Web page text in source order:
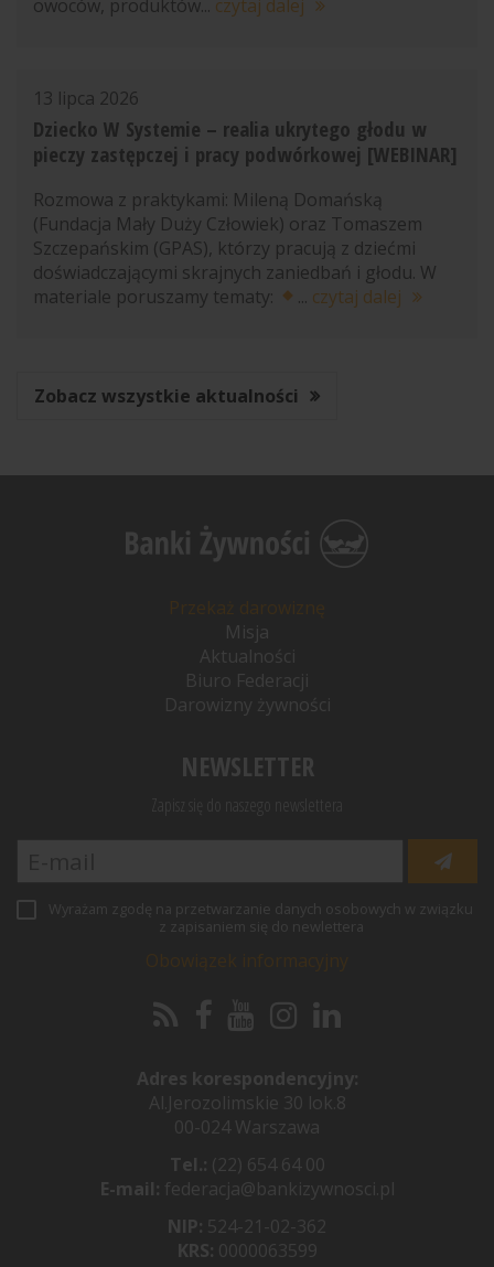
owoców, produktów... czytaj dalej
13 lipca 2026
Dziecko W Systemie – realia ukrytego głodu w
pieczy zastępczej i pracy podwórkowej [WEBINAR]
Rozmowa z praktykami: Mileną Domańską
(Fundacja Mały Duży Człowiek) oraz Tomaszem
Szczepańskim (GPAS), którzy pracują z dziećmi
doświadczającymi skrajnych zaniedbań i głodu. W
materiale poruszamy tematy:
... czytaj dalej
Zobacz wszystkie aktualności
Misja
Aktualności
Biuro Federacji
Darowizny żywności
NEWSLETTER
Zapisz się do naszego newslettera
Wyrażam zgodę na przetwarzanie danych osobowych w związku
z zapisaniem się do newlettera
Adres korespondencyjny:
Al.Jerozolimskie 30 lok.8
00-024 Warszawa
Tel.: (22) 654 64 00
E-mail: federacja@bankizywnosci.pl
NIP: 524-21-02-362
KRS: 0000063599